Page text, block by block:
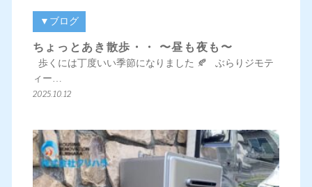
▼ブログ
ちょっとあき散歩・・ 〜昼も夜も〜
歩くには丁度いい季節になりました 🍂 ぶらりジモテ
ィー…
2025.10.12